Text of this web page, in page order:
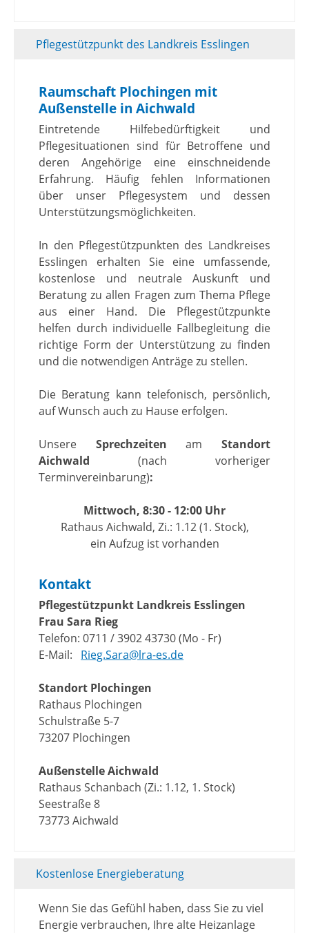
Pflegestützpunkt des Landkreis Esslingen
Raumschaft Plochingen mit
Außenstelle in Aichwald
Eintretende Hilfebedürftigkeit und
Pflegesituationen sind für Betroffene und
deren Angehörige eine einschneidende
Erfahrung. Häufig fehlen Informationen
über unser Pflegesystem und dessen
Unterstützungsmöglichkeiten.
In den Pflegestützpunkten des Landkreises
Esslingen erhalten Sie eine umfassende,
kostenlose und neutrale Auskunft und
Beratung zu allen Fragen zum Thema Pflege
aus einer Hand. Die Pflegestützpunkte
helfen durch individuelle Fallbegleitung die
richtige Form der Unterstützung zu finden
und die notwendigen Anträge zu stellen.
Die Beratung kann telefonisch, persönlich,
auf Wunsch auch zu Hause erfolgen.
Unsere Sprechzeiten am Standort
Aichwald (nach vorheriger
Terminvereinbarung):
Mittwoch, 8:30 - 12:00 Uhr
Rathaus Aichwald, Zi.: 1.12 (1. Stock),
ein Aufzug ist vorhanden
Kontakt
Pflegestützpunkt Landkreis Esslingen
Frau Sara Rieg
Telefon: 0711 / 3902 43730 (Mo - Fr)
E-Mail: Rieg.Sara@lra-es.de
Standort Plochingen
Rathaus Plochingen
Schulstraße 5-7
73207 Plochingen
Außenstelle Aichwald
Rathaus Schanbach (Zi.: 1.12, 1. Stock)
Seestraße 8
73773 Aichwald
Kostenlose Energieberatung
Wenn Sie das Gefühl haben, dass Sie zu viel
Energie verbrauchen, Ihre alte Heizanlage